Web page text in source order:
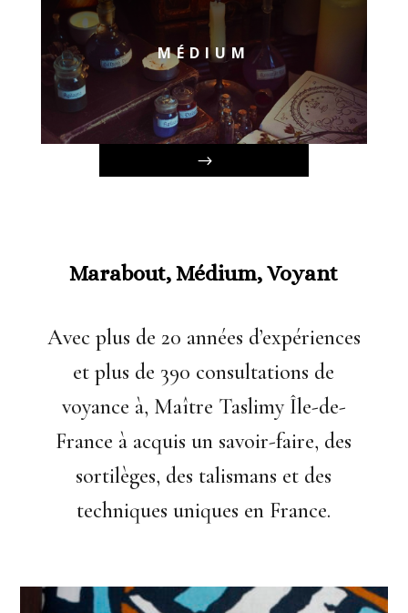
MÉDIUM
Marabout, Médium, Voyant
Avec plus de 20 années d’expériences
et plus de 390 consultations de
voyance à, Maître Taslimy Île-de-
France à acquis un savoir-faire, des
sortilèges, des talismans et des
techniques uniques en France.